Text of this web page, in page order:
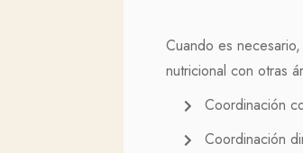
Cuando es
nutricional con otras
Coordinación
Coordinación